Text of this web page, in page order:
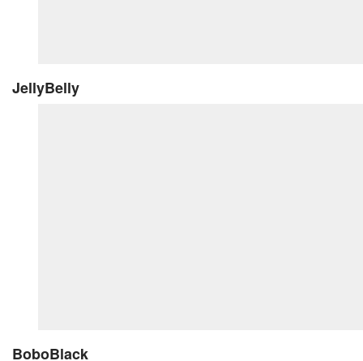
JellyBelly
BoboBlack